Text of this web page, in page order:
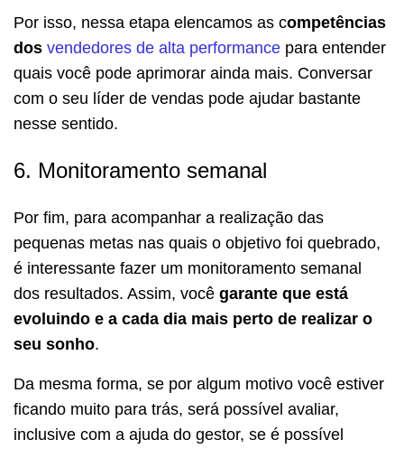
Por isso, nessa etapa elencamos as competências
dos vendedores de alta performance para entender
quais você pode aprimorar ainda mais. Conversar
com o seu líder de vendas pode ajudar bastante
nesse sentido.
6. Monitoramento semanal
Por fim, para acompanhar a realização das
pequenas metas nas quais o objetivo foi quebrado,
é interessante fazer um monitoramento semanal
dos resultados. Assim, você garante que está
evoluindo e a cada dia mais perto de realizar o
seu sonho.
Da mesma forma, se por algum motivo você estiver
ficando muito para trás, será possível avaliar,
inclusive com a ajuda do gestor, se é possível